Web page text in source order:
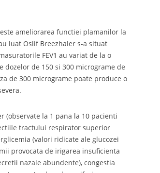
ameliorarea functiei plamanilor la
luat Oslif Breezhaler s-a situat
FEV1 au variat de la o
dozelor de 150 si 300 micrograme de
de 300 micrograme poate produce o
(observate la 1 pana la 10 pacienti
tractului respirator superior
(valori ridicate ale glucozei
provocata de irigarea insuficienta
nazale abundente), congestia